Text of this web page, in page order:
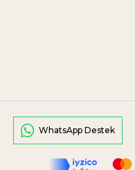
WhatsApp Destek